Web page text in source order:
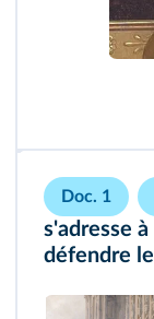
Doc. 1
s'adresse
défendre